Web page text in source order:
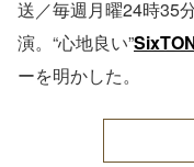
送／毎週月曜24時35
演。“心地良い”
ーを明かした。